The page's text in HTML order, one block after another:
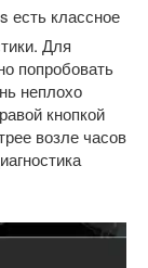
есть классное
Для
попробовать
неплохо
кнопкой
возле часов